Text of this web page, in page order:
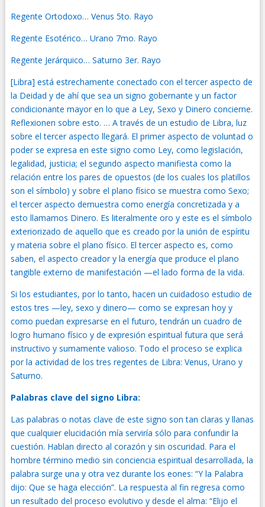
Regente Ortodoxo… Venus 5to. Rayo
Regente Esotérico… Urano 7mo. Rayo
Regente Jerárquico… Saturno 3er. Rayo
[Libra] está estrechamente conectado con el tercer aspecto de
la Deidad y de ahí que sea un signo gobernante y un factor
condicionante mayor en lo que a Ley, Sexo y Dinero concierne.
Reflexionen sobre esto. … A través de un estudio de Libra, luz
sobre el tercer aspecto llegará. El primer aspecto de voluntad o
poder se expresa en este signo como Ley, como legislación,
legalidad, justicia; el segundo aspecto manifiesta como la
relación entre los pares de opuestos (de los cuales los platillos
son el símbolo) y sobre el plano físico se muestra como Sexo;
el tercer aspecto demuestra como energía concretizada y a
esto llamamos Dinero. Es literalmente oro y este es el símbolo
exteriorizado de aquello que es creado por la unión de espíritu
y materia sobre el plano físico. El tercer aspecto es, como
saben, el aspecto creador y la energía que produce el plano
tangible externo de manifestación —el lado forma de la vida.
Si los estudiantes, por lo tanto, hacen un cuidadoso estudio de
estos tres —ley, sexo y dinero— como se expresan hoy y
como puedan expresarse en el futuro, tendrán un cuadro de
logro humano físico y de expresión espiritual futura que será
instructivo y sumamente valioso. Todo el proceso se explica
por la actividad de los tres regentes de Libra: Venus, Urano y
Saturno.
Palabras clave del signo Libra:
Las palabras o notas clave de este signo son tan claras y llanas
que cualquier elucidación mía serviría sólo para confundir la
cuestión. Hablan directo al corazón y sin oscuridad. Para el
hombre término medio sin conciencia espiritual desarrollada, la
palabra surge una y otra vez durante los eones: “Y la Palabra
dijo: Que se haga elección”. La respuesta al fin regresa como
un resultado del proceso evolutivo y desde el alma: “Elijo el